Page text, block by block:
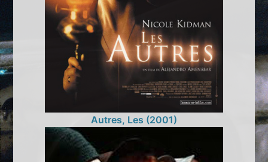
Autres, Les (2001)